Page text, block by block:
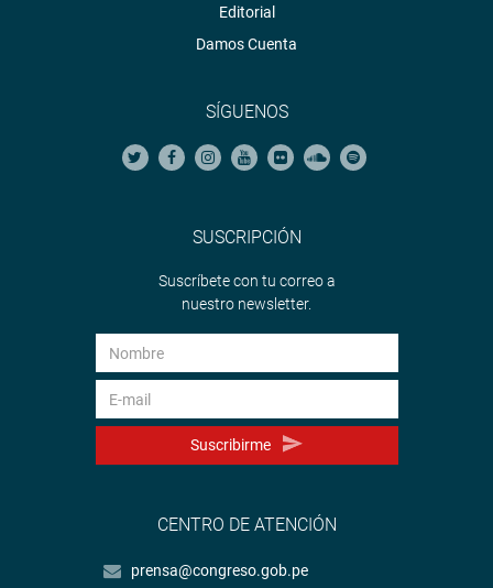
Editorial
Damos Cuenta
SÍGUENOS
SUSCRIPCIÓN
Suscríbete con tu correo a
nuestro newsletter.
Suscribirme
CENTRO DE ATENCIÓN
prensa@congreso.gob.pe